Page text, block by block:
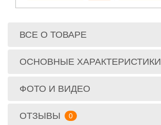
ВСЕ О ТОВАРЕ
ОСНОВНЫЕ ХАРАКТЕРИСТИКИ
ФОТО И ВИДЕО
ОТЗЫВЫ 0